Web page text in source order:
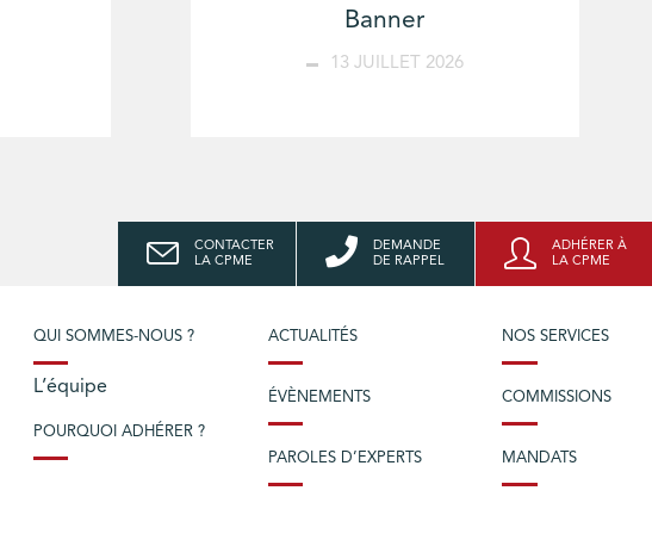
Banner
13 JUILLET 2026
CONTACTER
LA CPME
DEMANDE
DE RAPPEL
ADHÉRER À
LA CPME
QUI SOMMES-NOUS ?
L’équipe
POURQUOI ADHÉRER ?
ACTUALITÉS
ÉVÈNEMENTS
PAROLES D’EXPERTS
NOS SERVICES
COMMISSIONS
MANDATS